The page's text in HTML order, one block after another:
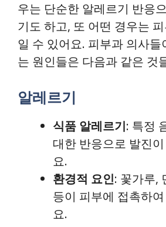
우는 단순한 알레르기 반응
기도 하고, 또 어떤 경우는
일 수 있어요. 피부과 의사
는 원인들은 다음과 같은 것
알레르기
식품 알레르기: 특정
대한 반응으로 발진
요.
환경적 요인: 꽃가루,
등이 피부에 접촉하
요.